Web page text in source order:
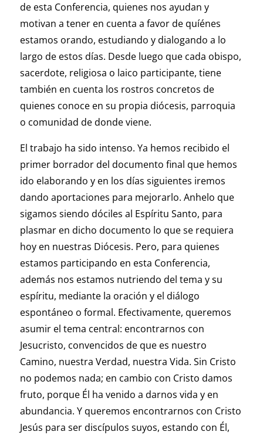
de esta Conferencia, quienes nos ayudan y
motivan a tener en cuenta a favor de quíénes
estamos orando, estudiando y dialogando a lo
largo de estos días. Desde luego que cada obispo,
sacerdote, religiosa o laico participante, tiene
también en cuenta los rostros concretos de
quienes conoce en su propia diócesis, parroquia
o comunidad de donde viene.
El trabajo ha sido intenso. Ya hemos recibido el
primer borrador del documento final que hemos
ido elaborando y en los días siguientes iremos
dando aportaciones para mejorarlo. Anhelo que
sigamos siendo dóciles al Espíritu Santo, para
plasmar en dicho documento lo que se requiera
hoy en nuestras Diócesis. Pero, para quienes
estamos participando en esta Conferencia,
además nos estamos nutriendo del tema y su
espíritu, mediante la oración y el diálogo
espontáneo o formal. Efectivamente, queremos
asumir el tema central: encontrarnos con
Jesucristo, convencidos de que es nuestro
Camino, nuestra Verdad, nuestra Vida. Sin Cristo
no podemos nada; en cambio con Cristo damos
fruto, porque Él ha venido a darnos vida y en
abundancia. Y queremos encontrarnos con Cristo
Jesús para ser discípulos suyos, estando con Él,